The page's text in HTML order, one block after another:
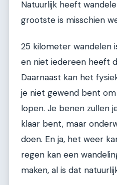
Natuurlijk heeft
grootste is misschien
25 kilometer wandelen
en niet iedereen heeft
Daarnaast kan het
je niet gewend bent
lopen. Je benen zullen
klaar bent, maar
doen. En ja, het weer
regen kan een
maken, al is dat